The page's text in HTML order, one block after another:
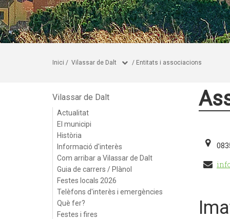
Inici / Vilassar de Dalt / Entitats i associacions
Vilassar de Dalt
Actualitat
El municipi
Història
Informació d'interès
Com arribar a Vilassar de Dalt
Guia de carrers / Plànol
Festes locals 2026
Telèfons d'interès i emergències
Què fer?
Festes i fires